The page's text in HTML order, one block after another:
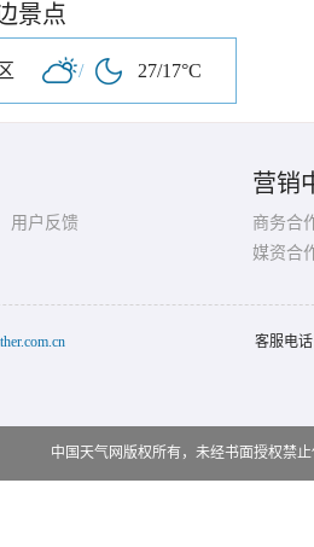
景点
/ 27/17°C
用户反馈
营销
商务合
媒资合
客服电
中国天气网版权所有，未经书面授权